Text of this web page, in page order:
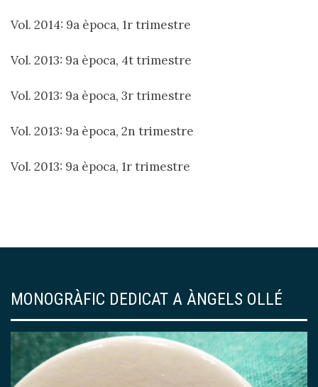
Vol. 2014: 9a època, 1r trimestre
Vol. 2013: 9a època, 4t trimestre
Vol. 2013: 9a època, 3r trimestre
Vol. 2013: 9a època, 2n trimestre
Vol. 2013: 9a època, 1r trimestre
MONOGRÀFIC DEDICAT A ÀNGELS OLLÉ